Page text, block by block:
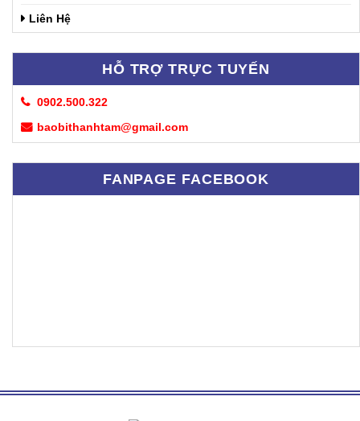
Liên Hệ
HỖ TRỢ TRỰC TUYẾN
0902.500.322
baobithanhtam@gmail.com
FANPAGE FACEBOOK